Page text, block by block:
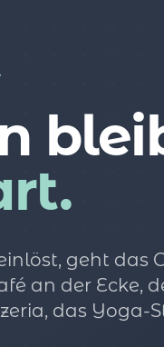
geht das
an der Ecke,
das Yoga-